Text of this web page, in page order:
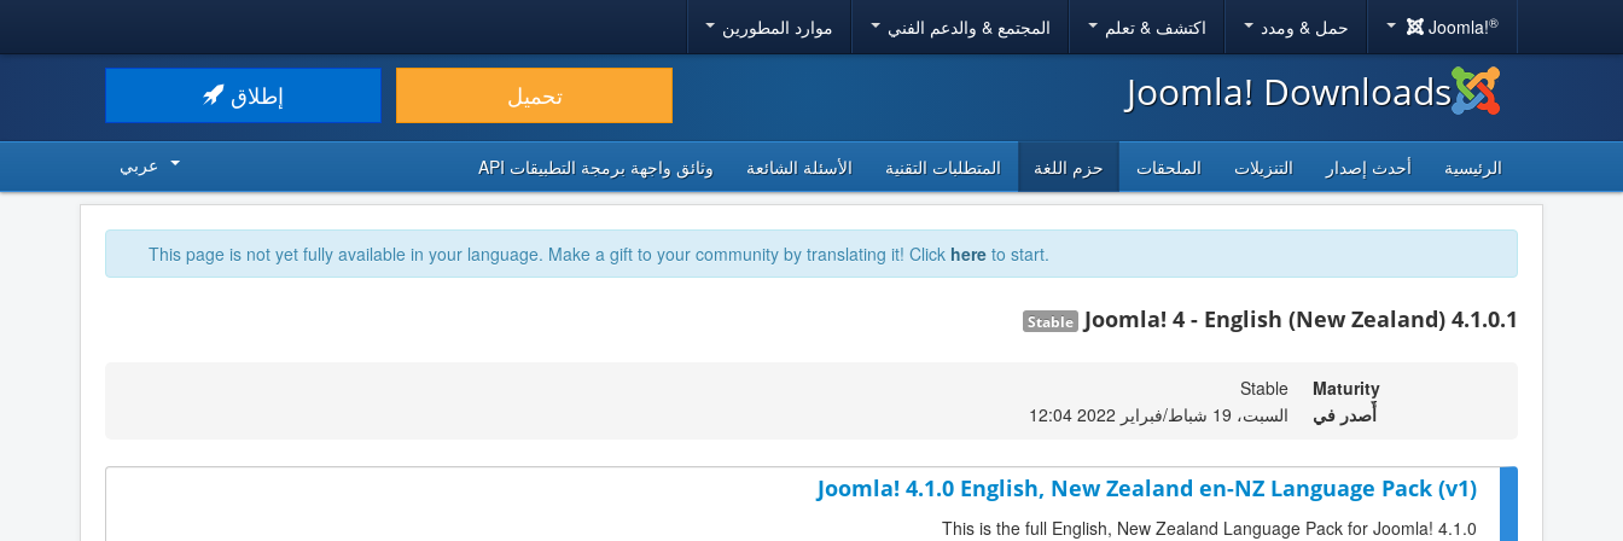
Joomla!® حمل & ومدد اكتشف & تعلم المجتمع & والدعم الفني موارد المطورين
Joomla! Downloads تحميل إطلاق
الرئيسية أحدث إصدار التنزيلات الملحقات حزم اللغة المتطلبات التقنية الأسئلة الشائعة وثائق واجهة برمجة التطبيقات API عربي
This page is not yet fully available in your language. Make a gift to your community by translating it! Click here to start.
Joomla! 4 - English (New Zealand) 4.1.0.1
Stable
Maturity
Stable
أٌصدر في
السبت، 19 شباط/فبراير 2022 12:04
Joomla! 4.1.0 English, New Zealand en-NZ Language Pack (v1)
This is the full English, New Zealand Language Pack for Joomla! 4.1.0